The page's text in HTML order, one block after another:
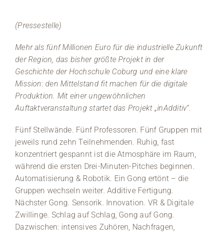
(Pressestelle)
Mehr als fünf Millionen Euro für die industrielle Zukunft
der Region, das bisher größte Projekt in der
Geschichte der Hochschule Coburg und eine klare
Mission: den Mittelstand fit machen für die digitale
Produktion. Mit einer ungewöhnlichen
Auftaktveranstaltung startet das Projekt „inAdditiv“.
Fünf Stellwände. Fünf Professoren. Fünf Gruppen mit
jeweils rund zehn Teilnehmenden. Ruhig, fast
konzentriert gespannt ist die Atmosphäre im Raum,
während die ersten Drei-Minuten-Pitches beginnen.
Automatisierung & Robotik. Ein Gong ertönt – die
Gruppen wechseln weiter. Additive Fertigung.
Nächster Gong. Sensorik. Innovation. VR & Digitale
Zwillinge. Schlag auf Schlag, Gong auf Gong.
Dazwischen: intensives Zuhören, Nachfragen,